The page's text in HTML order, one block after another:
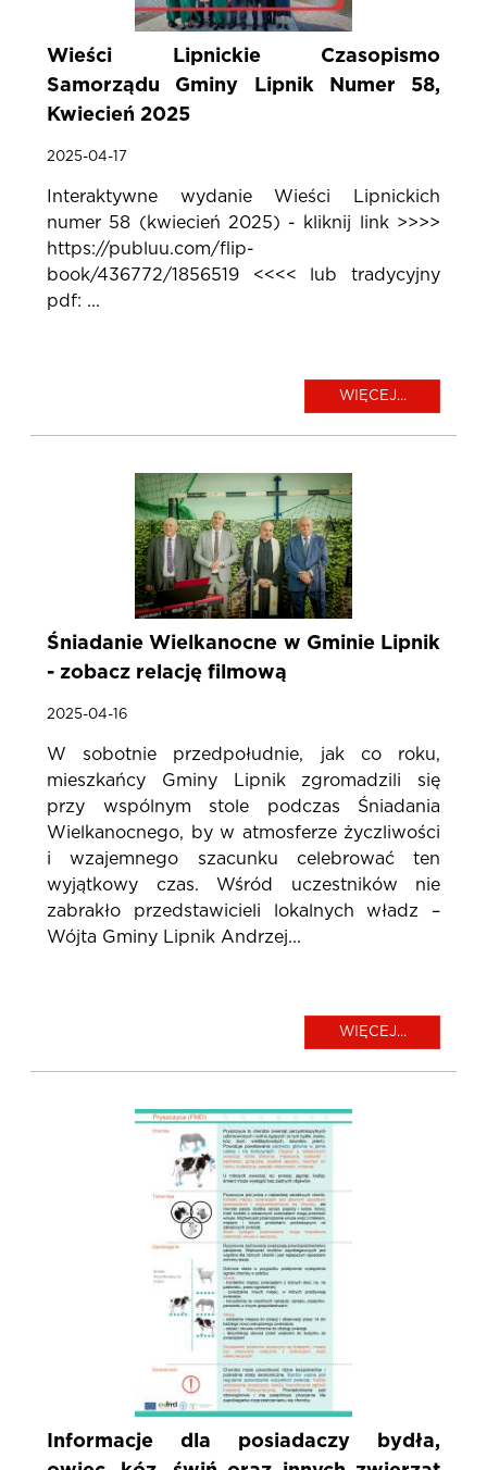
Wieści Lipnickie Czasopismo
Samorządu Gminy Lipnik Numer 58,
Kwiecień 2025
2025-04-17
Interaktywne wydanie Wieści Lipnickich
numer 58 (kwiecień 2025) - kliknij link >>>>
https://publuu.com/flip-
book/436772/1856519 <<<< lub tradycyjny
pdf: ...
WIĘCEJ...
Śniadanie Wielkanocne w Gminie Lipnik
- zobacz relację filmową
2025-04-16
W sobotnie przedpołudnie, jak co roku,
mieszkańcy Gminy Lipnik zgromadzili się
przy wspólnym stole podczas Śniadania
Wielkanocnego, by w atmosferze życzliwości
i wzajemnego szacunku celebrować ten
wyjątkowy czas. Wśród uczestników nie
zabrakło przedstawicieli lokalnych władz –
Wójta Gminy Lipnik Andrzej...
WIĘCEJ...
Informacje dla posiadaczy bydła,